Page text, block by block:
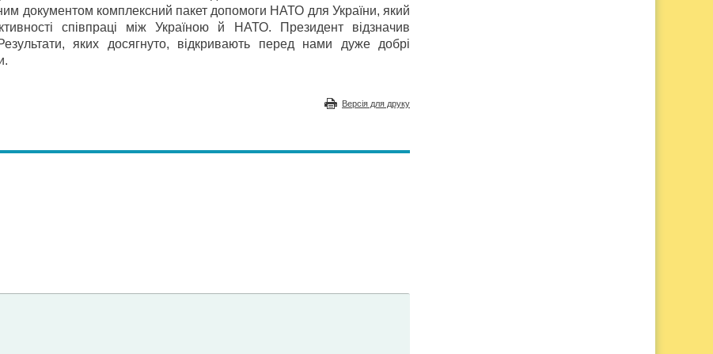
документом комплексний пакет допомоги НАТО для України, який
співпраці між Україною й НАТО. Президент відзначив
яких досягнуто, відкривають перед нами дуже добрі
Версія для друку